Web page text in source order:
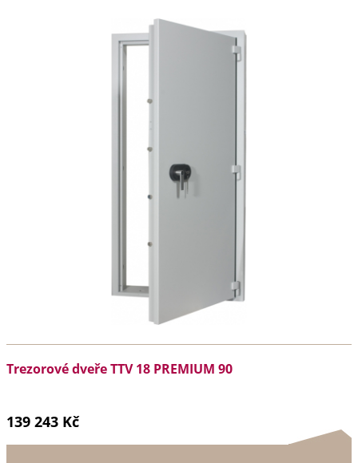
Trezorové dveře TTV 18 PREMIUM 90
139 243 Kč